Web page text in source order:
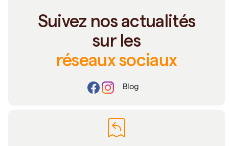
Suivez nos actualités
sur les
réseaux sociaux
Blog